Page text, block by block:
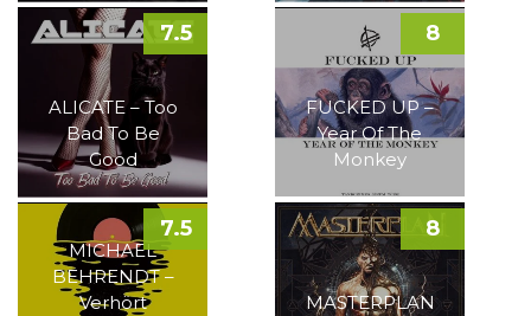
ALICATE – Too
Bad To Be
Good
7.5
FUCKED UP –
Year Of The
Monkey
8
MICHAEL
BEHRENDT –
Verhört
7.5
MASTERPLAN
8